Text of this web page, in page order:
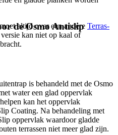
altijd over een andere Terras-
kan niet op kaal of
is behandeld met de Osmo
water een glad oppervlak
kan het oppervlak
Coating. Na behandeling met
oppervlak waardoor gladde
terrassen niet meer glad zijn.
deOsmo Antislip